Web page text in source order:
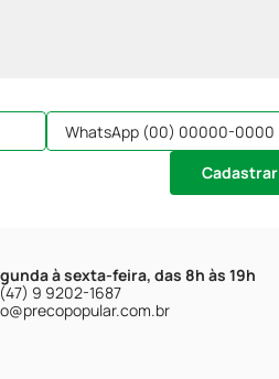
Cadastrar
à sexta-feira, das 8h às 19h
9 9202-1687